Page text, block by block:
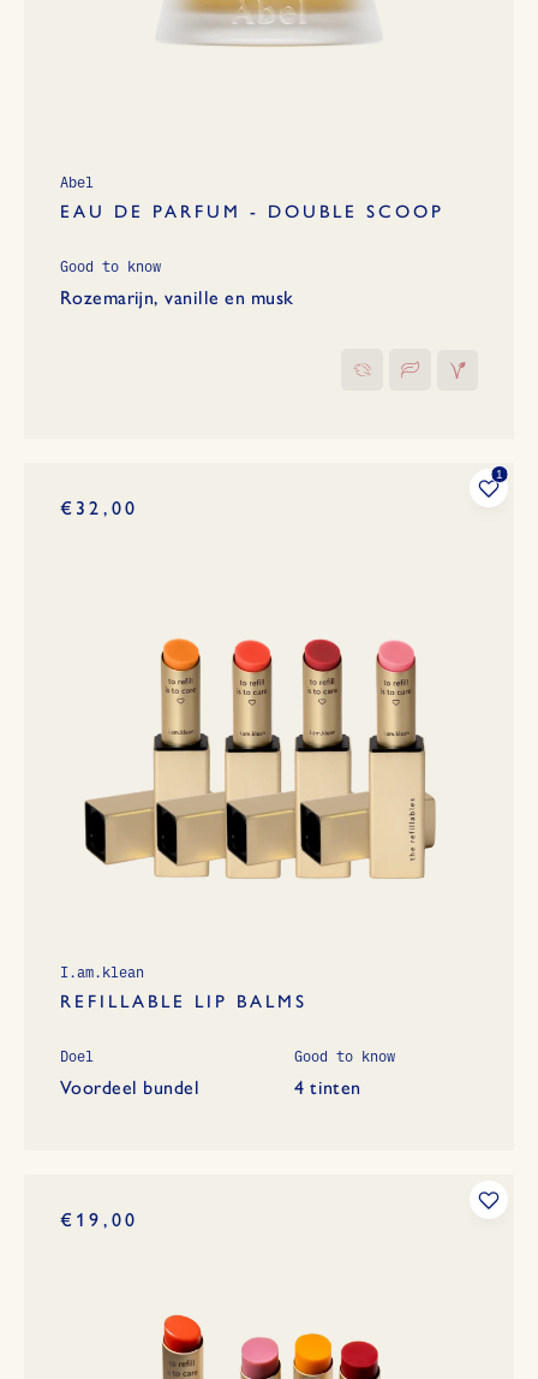
Abel
EAU DE PARFUM - DOUBLE SCOOP
Good to know
Rozemarijn, vanille en musk
I.am.klean
REFILLABLE LIP BALMS
€32,00
Doel
Voordeel bundel
Good to know
4 tinten
€19,00